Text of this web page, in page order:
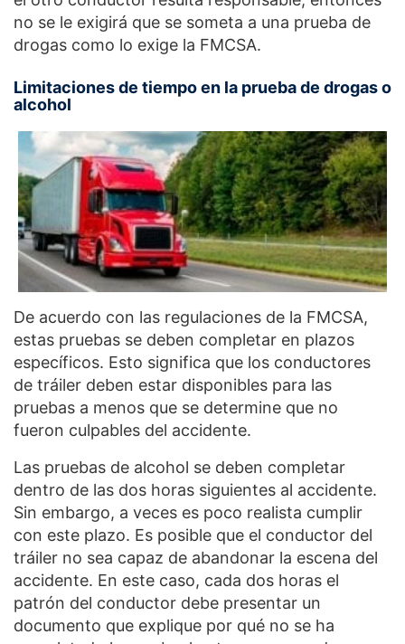
no se le exigirá que se someta a una prueba de
drogas como lo exige la FMCSA.
Limitaciones de tiempo en la prueba de drogas o
alcohol
De acuerdo con las regulaciones de la FMCSA,
estas pruebas se deben completar en plazos
específicos. Esto significa que los conductores
de tráiler deben estar disponibles para las
pruebas a menos que se determine que no
fueron culpables del accidente.
Las pruebas de alcohol se deben completar
dentro de las dos horas siguientes al accidente.
Sin embargo, a veces es poco realista cumplir
con este plazo. Es posible que el conductor del
tráiler no sea capaz de abandonar la escena del
accidente. En este caso, cada dos horas el
patrón del conductor debe presentar un
documento que explique por qué no se ha